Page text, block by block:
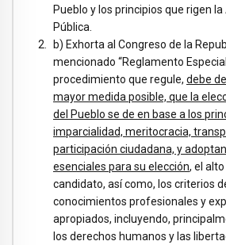
Pueblo y los principios que rigen
Pública.
b) Exhorta al Congreso de la
mencionado “Reglamento
procedimiento que regule, debe
mayor medida posible, que la
del Pueblo se de en base a los
imparcialidad, meritocracia,
participación ciudadana, y
esenciales para su elección, el
candidato, así como, los criterios
conocimientos profesionales y
apropiados, incluyendo,
los derechos humanos y las